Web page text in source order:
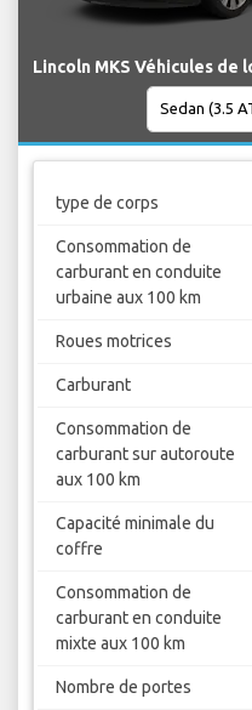
Lincoln MKS Véhicules
type de corps
Consommation de
carburant en conduite
urbaine aux 100 km
Roues motrices
Carburant
Consommation de
carburant sur autoroute
aux 100 km
Capacité minimale du
coffre
Consommation de
carburant en conduite
mixte aux 100 km
Nombre de portes